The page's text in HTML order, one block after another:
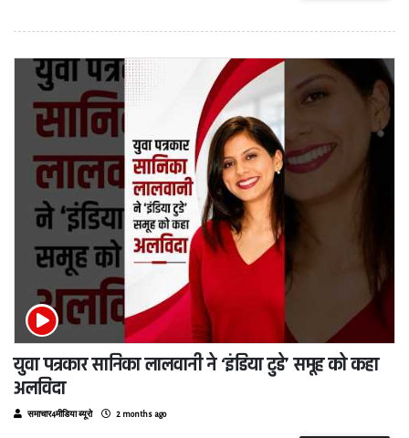
युवा पत्रकार सानिका लालवानी ने ‘इंडिया टुडे’ समूह को कहा
अलविदा
समाचार4मीडिया ब्यूरो 2 months ago